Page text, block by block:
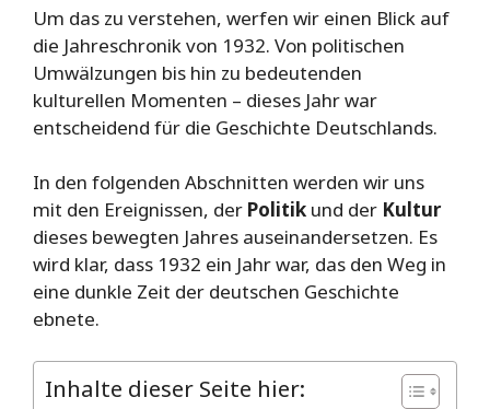
Um das zu verstehen, werfen wir einen Blick auf
die Jahreschronik von 1932. Von politischen
Umwälzungen bis hin zu bedeutenden
kulturellen Momenten – dieses Jahr war
entscheidend für die Geschichte Deutschlands.
In den folgenden Abschnitten werden wir uns
mit den Ereignissen, der Politik und der Kultur
dieses bewegten Jahres auseinandersetzen. Es
wird klar, dass 1932 ein Jahr war, das den Weg in
eine dunkle Zeit der deutschen Geschichte
ebnete.
Inhalte dieser Seite hier: